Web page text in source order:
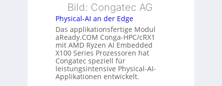
ü
b
e
r
w
a
c
h
i
s
t
u
n
g
e
E
t
h
e
r
c
a
Bild: Congatec AG
Physical-AI an der Edge
Das applikationsfertige Modul
aReady.COM Conga-HPC/cRX1
mit AMD Ryzen AI Embedded
X100 Series Prozessoren hat
Congatec speziell für
leistungsintensive Physical-AI-
Applikationen entwickelt.